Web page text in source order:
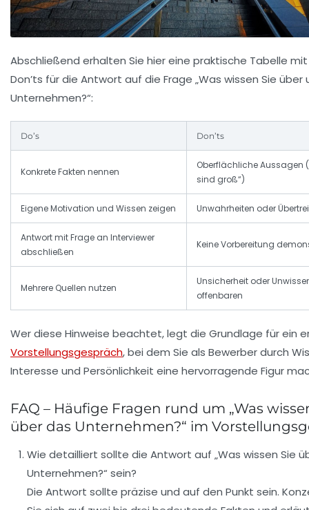
Abschließend erhalten Sie hier eine praktische Tabelle mit
Don’ts für die Antwort auf die Frage „Was wissen Sie über
Unternehmen?“:
Do’s Don’ts
Konkrete Fakten nennen
Oberflächliche Aussagen
sind groß“)
Eigene Motivation und Wissen zeigen Unwahrheiten oder
Antwort mit Frage an Interviewer
abschließen
Keine Vorbereitung
Mehrere Quellen nutzen
Unsicherheit oder
offenbaren
Wer diese Hinweise beachtet, legt die Grundlage für ein
Vorstellungsgespräch, bei dem Sie als Bewerber durch
Interesse und Persönlichkeit eine hervorragende Figur
FAQ – Häufige Fragen rund um „Was
über das Unternehmen?“ im
Wie detailliert sollte die Antwort auf „Was wissen Sie
Unternehmen?“ sein?
Die Antwort sollte präzise und auf den Punkt sein.